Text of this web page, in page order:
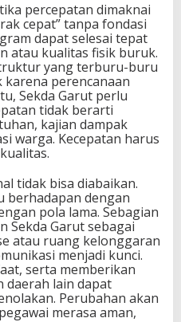
percepatan dimaknai
cepat” tanpa fondasi
dapat selesai tepat
atau kualitas fisik buruk.
yang terburu-buru
perencanaan
Sekda Garut perlu
tidak berarti
kajian dampak
warga. Kecepatan harus
tidak bisa diabaikan.
berhadapan dengan
pola lama. Sebagian
Sekda Garut sebagai
atau ruang kelonggaran
menjadi kunci.
serta memberikan
daerah lain dapat
Perubahan akan
merasa aman,